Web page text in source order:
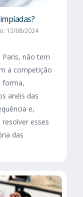
12/08/2024
não tem
a competição
forma,
anéis das
e,
esses
das